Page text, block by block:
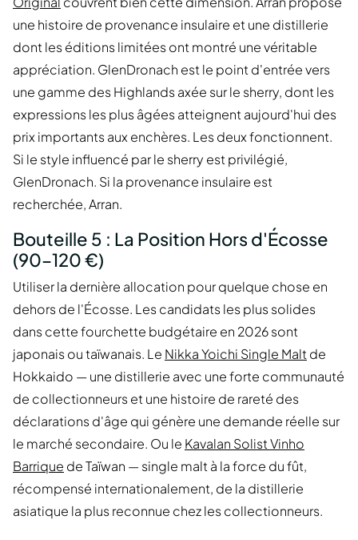
une histoire de provenance insulaire et une distillerie
dont les éditions limitées ont montré une véritable
appréciation. GlenDronach est le point d'entrée vers
une gamme des Highlands axée sur le sherry, dont les
expressions les plus âgées atteignent aujourd'hui des
prix importants aux enchères. Les deux fonctionnent.
Si le style influencé par le sherry est privilégié,
GlenDronach. Si la provenance insulaire est
recherchée, Arran.
Bouteille 5 : La Position Hors d'Écosse
(90–120 €)
Utiliser la dernière allocation pour quelque chose en
dehors de l'Écosse. Les candidats les plus solides
dans cette fourchette budgétaire en 2026 sont
japonais ou taïwanais. Le Nikka Yoichi Single Malt de
Hokkaido — une distillerie avec une forte communauté
de collectionneurs et une histoire de rareté des
déclarations d'âge qui génère une demande réelle sur
le marché secondaire. Ou le Kavalan Solist Vinho
Barrique de Taïwan — single malt à la force du fût,
récompensé internationalement, de la distillerie
asiatique la plus reconnue chez les collectionneurs.